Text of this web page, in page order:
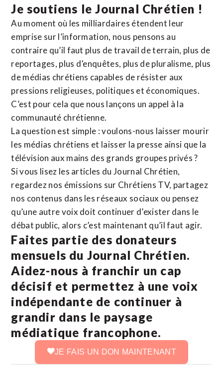
Je soutiens le Journal Chrétien !
Au moment où les milliardaires étendent leur
emprise sur l’information, nous pensons au
contraire qu’il faut plus de travail de terrain, plus de
reportages, plus d’enquêtes, plus de pluralisme, plus
de médias chrétiens capables de résister aux
pressions religieuses, politiques et économiques.
C’est pour cela que nous lançons un appel à la
communauté chrétienne.
La question est simple : voulons-nous laisser mourir
les médias chrétiens et laisser la presse ainsi que la
télévision aux mains des grands groupes privés ?
Si vous lisez les articles du Journal Chrétien,
regardez nos émissions sur Chrétiens TV, partagez
nos contenus dans les réseaux sociaux ou pensez
qu’une autre voix doit continuer d’exister dans le
débat public, alors c’est maintenant qu’il faut agir.
Faites partie des donateurs
mensuels du Journal Chrétien.
Aidez-nous à franchir un cap
décisif et permettez à une voix
indépendante de continuer à
grandir dans le paysage
médiatique francophone.
JE FAIS UN DON MAINTENANT